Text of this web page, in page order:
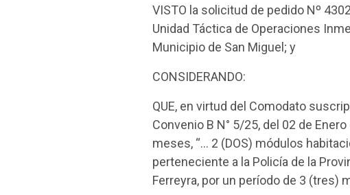
VISTO la solicitud de pedido Nº
Unidad Táctica de Operaciones
Municipio de San Miguel; y
CONSIDERANDO:
QUE, en virtud del Comodato
Convenio B N° 5/25, del 02 de
meses, “… 2 (DOS) módulos
perteneciente a la Policía de la
Ferreyra, por un período de 3 (tres)